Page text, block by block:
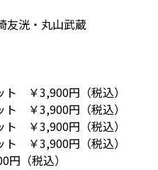
友洸・丸山武蔵
￥3,900円（税込）
￥3,900円（税込）
￥3,900円（税込）
￥3,900円（税込）
（税込）